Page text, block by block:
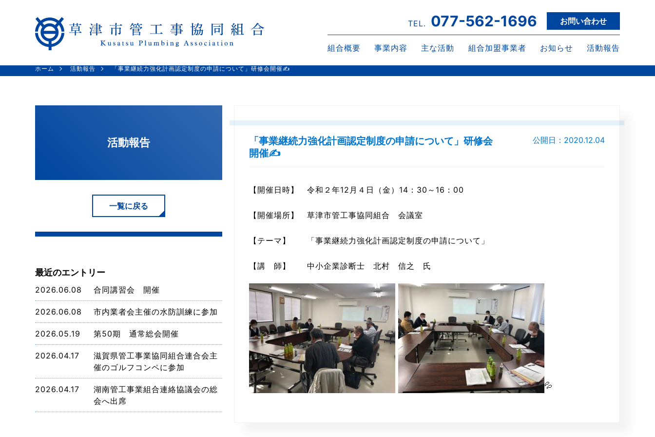
TEL. 077-562-1696 お問い合わせ
組合概要 事業内容 主な活動 組合加盟事業者 お知らせ 活動報告
ホーム 活動報告 「事業継続力強化計画認定制度の申請について」研修会開催✍
活動報告
一覧に戻る
最近のエントリー
2026.06.08 合同講習会 開催
2026.06.08 市内業者会主催の水防訓練に参加
2026.05.19 第50期 通常総会開催
2026.04.17
滋賀県管工事業協同組合連合会主
催のゴルフコンペに参加
2026.04.17
湖南管工事業組合連絡協議会の総
会へ出席
「事業継続力強化計画認定制度の申請について」研修会
開催✍
公開日：2020.12.04
【開催日時】 令和２年12月４日（金）14：30～16：00
【開催場所】 草津市管工事協同組合 会議室
【テーマ】 「事業継続力強化計画認定制度の申請について」
【講 師】 中小企業診断士 北村 信之 氏
💦